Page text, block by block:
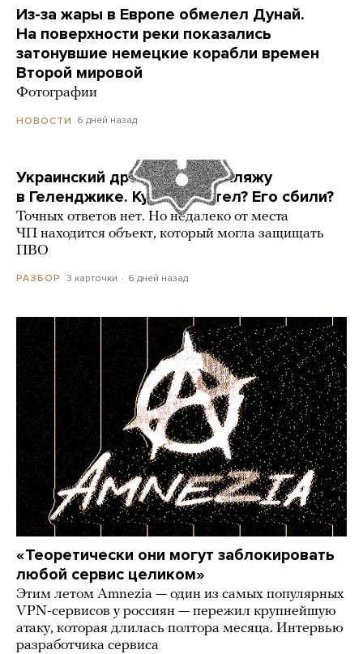
Из-за жары в Европе обмелел Дунай.
На поверхности реки показались
затонувшие немецкие корабли времен
Второй мировой
Фотографии
НОВОСТИ 6 дней назад
Украинский дрон попал по пляжу
в Геленджике. Куда он летел? Его сбили?
Точных ответов нет. Но недалеко от места
ЧП находится объект, который могла защищать
ПВО
РАЗБОР 3 карточки 6 дней назад
«Теоретически они могут заблокировать
любой сервис целиком»
Этим летом Amnezia — один из самых популярных
VPN-сервисов у россиян — пережил крупнейшую
атаку, которая длилась полтора месяца. Интервью
разработчика сервиса